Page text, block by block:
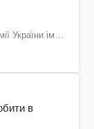
України ім.
в